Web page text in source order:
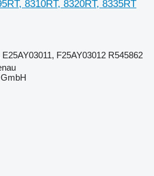
8310RT, 8320RT, 8335RT
F25AY03012 R545862